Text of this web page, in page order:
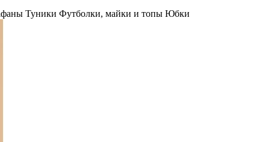
Туники Футболки, майки и топы Юбки